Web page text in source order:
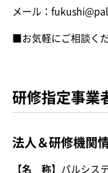
メール：
■お気軽にご相談く
研修指定事業
法人＆研修機関
【名 称】 パルシス